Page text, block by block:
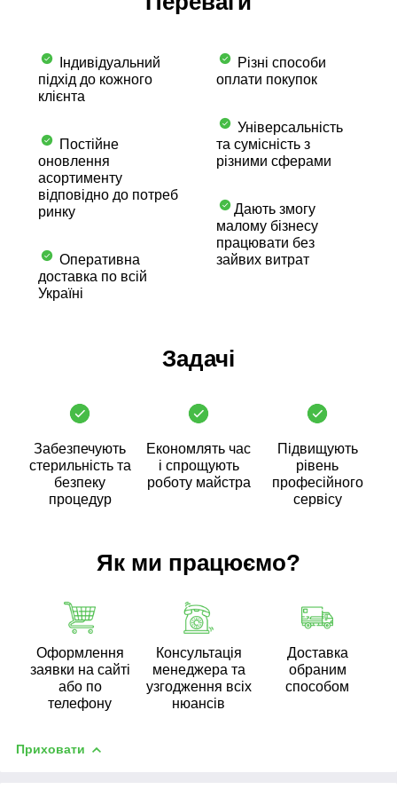
Індивідуальний
підхід до кожного
клієнта
Постійне
оновлення
асортименту
відповідно до потреб
ринку
Оперативна
доставка по всій
Україні
Різні способи
оплати покупок
Універсальність
та сумісність з
різними сферами
Дають змогу
малому бізнесу
працювати без
зайвих витрат
Задачі
Забезпечують
стерильність та
безпеку
процедур
Економлять час
і спрощують
роботу майстра
Підвищують
рівень
професійного
сервісу
Як ми працюємо?
Оформлення
заявки на сайті
або по
телефону
Консультація
менеджера та
узгодження всіх
нюансів
Доставка
обраним
способом
Приховати